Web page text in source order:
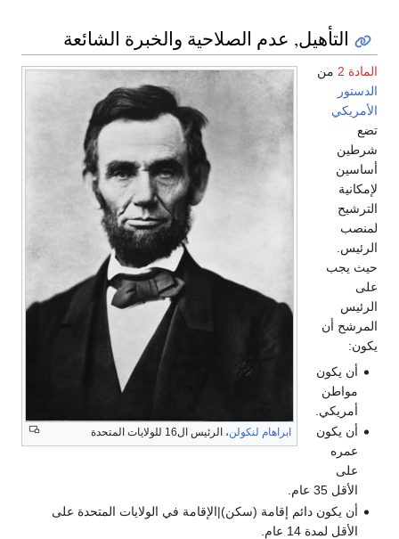
التأهيل, عدم الصلاحية والخبرة الشائعة
ابراهام لنكولن، الرئيس ال16 للولايات المتحدة
المادة 2
من
الدستور
الأمريكي
تضع
شرطين
أساسين
لإمكانية
الترشيح
لمنصب
الرئيس.
حيث يجب
على
الرئيس
المرشح أن
يكون:
أن يكون
مواطن
أمريكي.
أن يكون
عمره
على
الأقل 35 عام.
أن يكون دائم إقامة (سكن)|الإقامة في الولايات المتحدة على
الأقل لمدة 14 عام.